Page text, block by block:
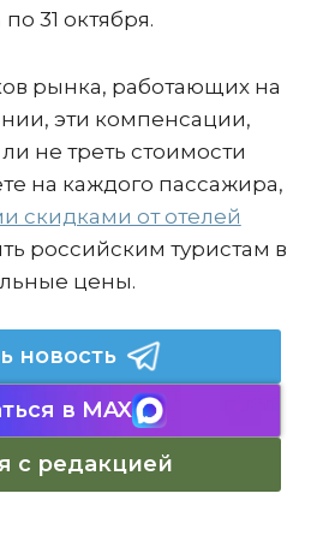
по 31 октября.
рынка, работающих на
эти компенсации,
не треть стоимости
на каждого пассажира,
скидками от отелей
российским туристам в
цены.
новость
в MAX
с редакцией